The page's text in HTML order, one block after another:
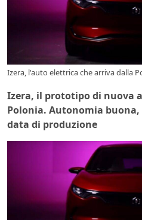
Izera, l'auto elettrica che arriva dalla
Izera, il prototipo di nuova
Polonia. Autonomia
data di produzione